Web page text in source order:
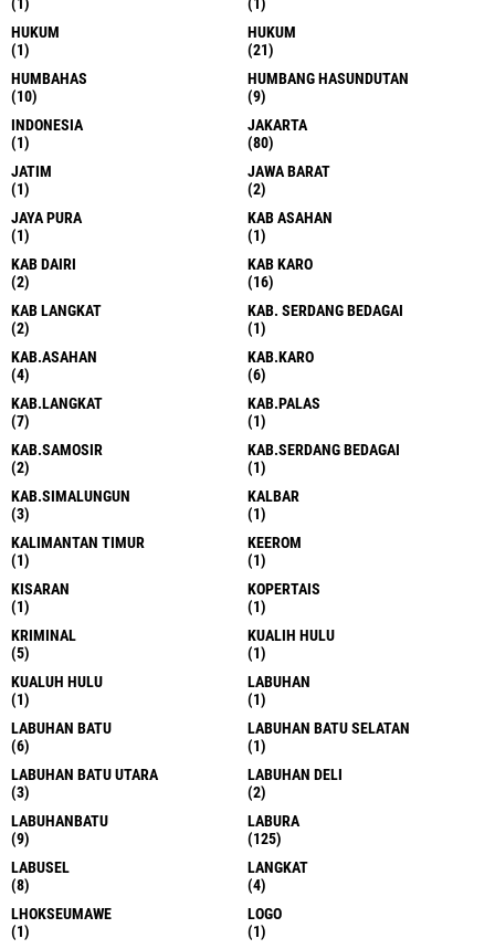
HUKUM
(1)
HUKUM
(21)
HUMBAHAS
(10)
HUMBANG HASUNDUTAN
(9)
INDONESIA
(1)
JAKARTA
(80)
JATIM
(1)
JAWA BARAT
(2)
JAYA PURA
(1)
KAB ASAHAN
(1)
KAB DAIRI
(2)
KAB KARO
(16)
KAB LANGKAT
(2)
KAB. SERDANG BEDAGAI
(1)
KAB.ASAHAN
(4)
KAB.KARO
(6)
KAB.LANGKAT
(7)
KAB.PALAS
(1)
KAB.SAMOSIR
(2)
KAB.SERDANG BEDAGAI
(1)
KAB.SIMALUNGUN
(3)
KALBAR
(1)
KALIMANTAN TIMUR
(1)
KEEROM
(1)
KISARAN
(1)
KOPERTAIS
(1)
KRIMINAL
(5)
KUALIH HULU
(1)
KUALUH HULU
(1)
LABUHAN
(1)
LABUHAN BATU
(6)
LABUHAN BATU SELATAN
(1)
LABUHAN BATU UTARA
(3)
LABUHAN DELI
(2)
LABUHANBATU
(9)
LABURA
(125)
LABUSEL
(8)
LANGKAT
(4)
LHOKSEUMAWE
(1)
LOGO
(1)